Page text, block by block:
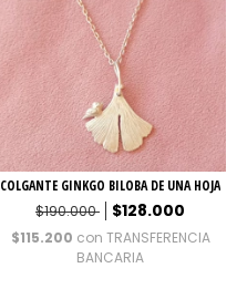
COLGANTE GINKGO BILOBA DE UNA HOJA
$190.000
$128.000
$115.200 con TRANSFERENCIA
BANCARIA